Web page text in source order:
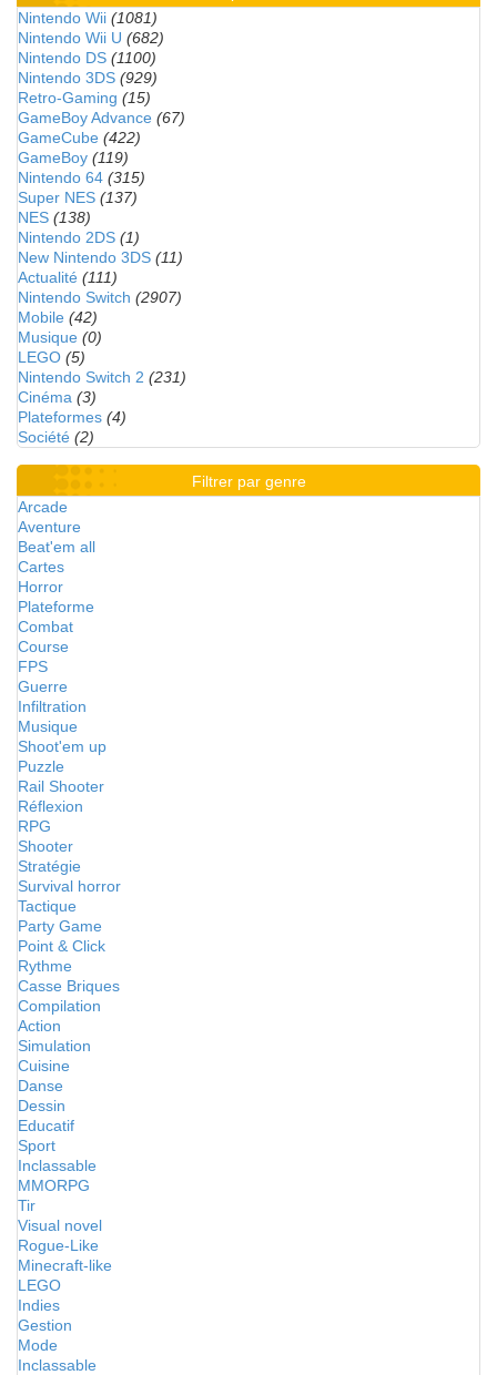
Nintendo Wii (1081)
Nintendo Wii U (682)
Nintendo DS (1100)
Nintendo 3DS (929)
Retro-Gaming (15)
GameBoy Advance (67)
GameCube (422)
GameBoy (119)
Nintendo 64 (315)
Super NES (137)
NES (138)
Nintendo 2DS (1)
New Nintendo 3DS (11)
Actualité (111)
Nintendo Switch (2907)
Mobile (42)
Musique (0)
LEGO (5)
Nintendo Switch 2 (231)
Cinéma (3)
Plateformes (4)
Société (2)
Filtrer par genre
Arcade
Aventure
Beat'em all
Cartes
Horror
Plateforme
Combat
Course
FPS
Guerre
Infiltration
Musique
Shoot'em up
Puzzle
Rail Shooter
Réflexion
RPG
Shooter
Stratégie
Survival horror
Tactique
Party Game
Point & Click
Rythme
Casse Briques
Compilation
Action
Simulation
Cuisine
Danse
Dessin
Educatif
Sport
Inclassable
MMORPG
Tir
Visual novel
Rogue-Like
Minecraft-like
LEGO
Indies
Gestion
Mode
Inclassable